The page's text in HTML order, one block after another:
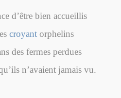
d’être bien accueillis
croyant orphelins
des fermes perdues
n’avaient jamais vu.